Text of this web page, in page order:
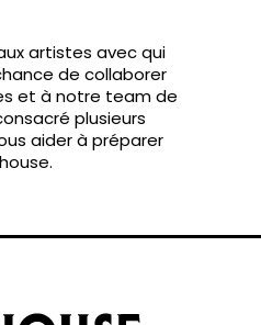
artistes avec qui
de collaborer
et à notre team de
plusieurs
aider à préparer